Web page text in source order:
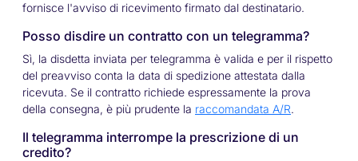
fornisce l'avviso di ricevimento firmato dal destinatario.
Posso disdire un contratto con un telegramma?
Sì, la disdetta inviata per telegramma è valida e per il rispetto
del preavviso conta la data di spedizione attestata dalla
ricevuta. Se il contratto richiede espressamente la prova
della consegna, è più prudente la raccomandata A/R.
Il telegramma interrompe la prescrizione di un
credito?